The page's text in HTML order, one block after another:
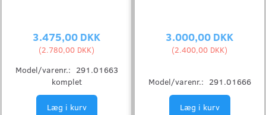
3.475,00 DKK
(2.780,00 DKK)
Model/varenr.: 291.01663
komplet
Læg i kurv
3.000,00 DKK
(2.400,00 DKK)
Model/varenr.: 291.01666
Læg i kurv